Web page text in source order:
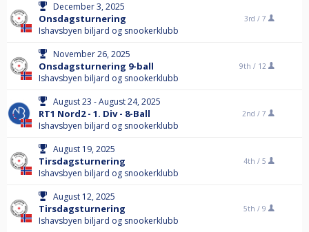
December 3, 2025
Onsdagsturnering
Ishavsbyen biljard og snookerklubb
3rd / 7
November 26, 2025
Onsdagsturnering 9-ball
Ishavsbyen biljard og snookerklubb
9th / 12
August 23 - August 24, 2025
RT1 Nord2 - 1. Div - 8-Ball
Ishavsbyen biljard og snookerklubb
2nd / 7
August 19, 2025
Tirsdagsturnering
Ishavsbyen biljard og snookerklubb
4th / 5
August 12, 2025
Tirsdagsturnering
Ishavsbyen biljard og snookerklubb
5th / 9